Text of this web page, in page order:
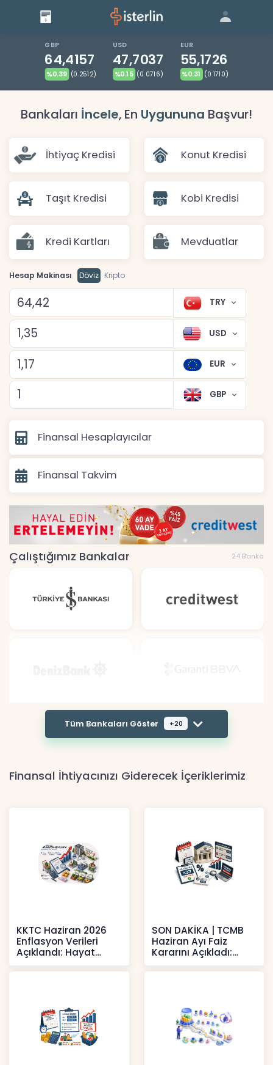
| Blog | Giriş
GBP
64,4157
%0.39 (0.2512)
USD
47,7037
%0.15 (0.0716)
EUR
55,1726
%0.31 (0.1710)
Bankaları İncele, En Uygununa Başvur!
İhtiyaç Kredisi Konut Kredisi
Taşıt Kredisi Kobi Kredisi
Kredi Kartları Mevduatlar
Hesap Makinası Döviz Kripto
TRY
USD
EUR
GBP
Finansal Hesaplayıcılar
Finansal Takvim
Çalıştığımız Bankalar 24 Banka
Tüm Bankaları Göster +20
Finansal İhtiyacınızı Giderecek İçeriklerimiz
KKTC Haziran 2026
Enflasyon Verileri
Açıklandı: Hayat
Pahalılığı Yükselişini
Sür
SON DAKİKA | TCMB
Haziran Ayı Faiz
Kararını Açıkladı:
Politika Faizi Yüzde
37’de